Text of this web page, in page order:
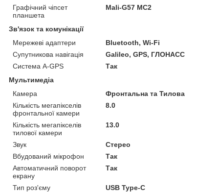
Графічний чіпсет
планшета
Mali-G57 MC2
Зв'язок та комунікації
Мережеві адаптери
Bluetooth, Wi-Fi
Супутникова навігація
Galileo, GPS, ГЛОНАСС
Система A-GPS
Так
Мультимедіа
Камера
Фронтальна та Тилова
Кількість мегапікселів
фронтальної камери
8.0
Кількість мегапікселів
тилової камери
13.0
Звук
Стерео
Вбудований мікрофон
Так
Автоматичний поворот
екрану
Так
Тип роз'єму
USB Type-C